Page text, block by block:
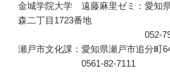
金城学院大学 遠藤麻里ゼミ：愛知
森二丁目1723番地
052-798-0180
瀬戸市文化課：愛知県瀬戸市追分町
0561-82-7111